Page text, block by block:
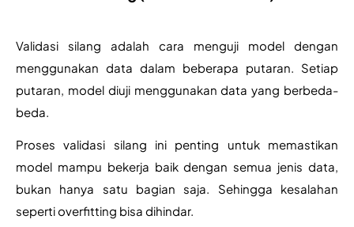
Validasi silang adalah cara menguji model dengan
menggunakan data dalam beberapa putaran. Setiap
putaran, model diuji menggunakan data yang berbeda-
beda.
Proses validasi silang ini penting untuk memastikan
model mampu bekerja baik dengan semua jenis data,
bukan hanya satu bagian saja. Sehingga kesalahan
seperti overfitting bisa dihindar.